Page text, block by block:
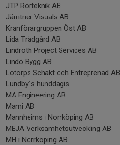
JTP Rörteknik AB
Jämtner Visuals AB
Kranförargruppen Öst AB
Lida Trädgård AB
Lindroth Project Services AB
Lindö Bygg AB
Lotorps Schakt och Entreprenad AB
Lundby´s hunddagis
MA Engineering AB
Mami AB
Mannheims i Norrköping AB
MEJA Verksamhetsutveckling AB
MH i Norrköping AB